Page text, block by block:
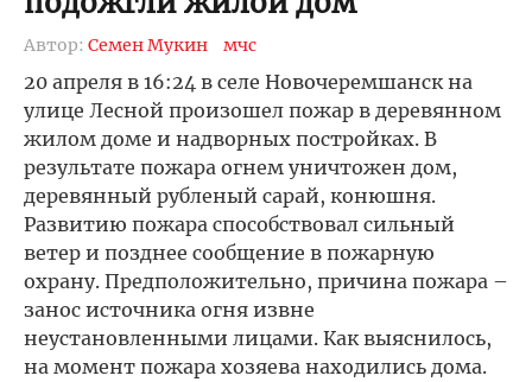
Автор: Семен Мукин мчс
20 апреля в 16:24 в селе Новочеремшанск на
улице Лесной произошел пожар в деревянном
жилом доме и надворных постройках. В
результате пожара огнем уничтожен дом,
деревянный рубленый сарай, конюшня.
Развитию пожара способствовал сильный
ветер и позднее сообщение в пожарную
охрану. Предположительно, причина пожара –
занос источника огня извне
неустановленными лицами. Как выяснилось,
на момент пожара хозяева находились дома.